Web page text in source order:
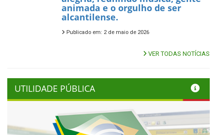
animada e o orgulho de ser
alcantilense.
Publicado em: 2 de maio de 2026
VER TODAS NOTÍCIAS
UTILIDADE PÚBLICA